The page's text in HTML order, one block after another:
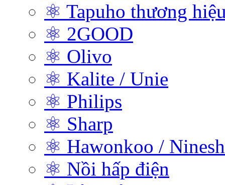
⚛ Tapuho thương
⚛ 2GOOD
⚛ Olivo
⚛ Kalite / Unie
⚛ Philips
⚛ Sharp
⚛ Hawonkoo /
⚛ Nồi hấp điện